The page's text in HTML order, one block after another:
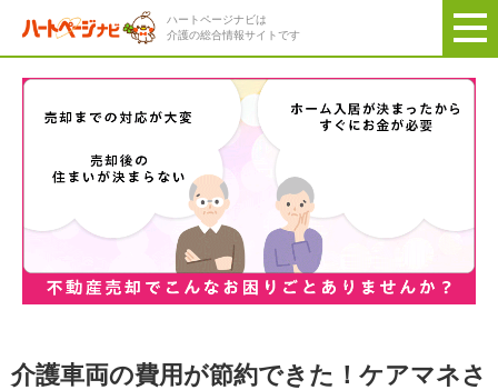
ハートページナビは
介護の総合情報サイトです
介護車両の費用が節約できた！ケアマネさ